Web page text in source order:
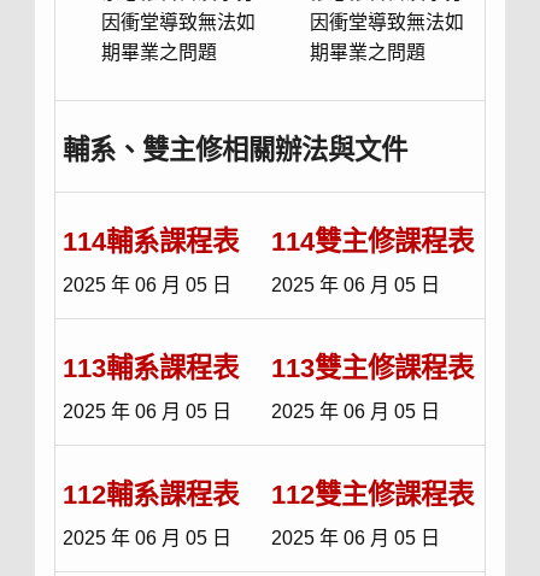
因衝堂導致無法如
期畢業之問題
因衝堂導致無法如
期畢業之問題
輔系、雙主修相關辦法與文件
114輔系課程表
2025 年 06 月 05 日
114雙主修課程表
2025 年 06 月 05 日
113輔系課程表
2025 年 06 月 05 日
113雙主修課程表
2025 年 06 月 05 日
112輔系課程表
2025 年 06 月 05 日
112雙主修課程表
2025 年 06 月 05 日